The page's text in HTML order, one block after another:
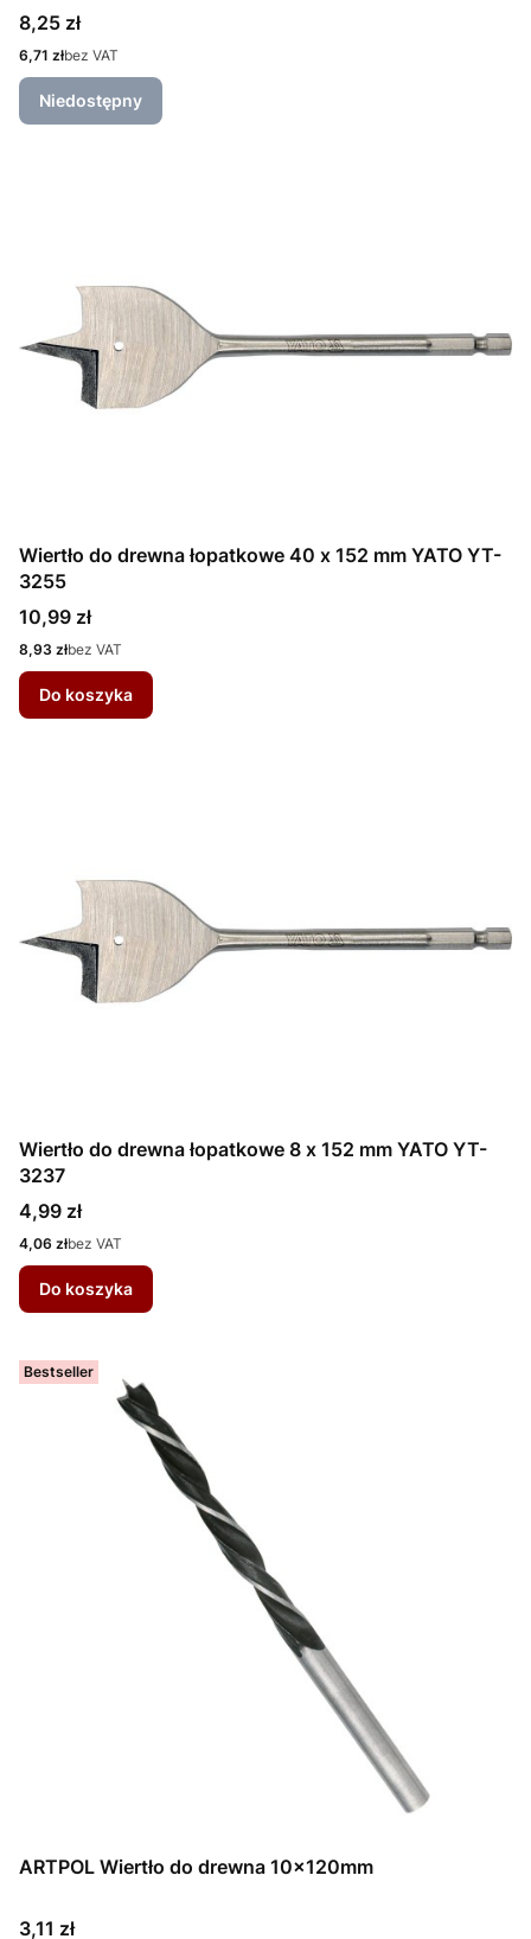
Cena
8,25 zł
Cena
6,71 złbez VAT
Niedostępny
Wiertło do drewna łopatkowe 40 x 152 mm YATO YT-
3255
Cena
10,99 zł
Cena
8,93 złbez VAT
Do koszyka
Wiertło do drewna łopatkowe 8 x 152 mm YATO YT-
3237
Cena
4,99 zł
Cena
4,06 złbez VAT
Do koszyka
Bestseller
ARTPOL Wiertło do drewna 10x120mm
Cena
3,11 zł